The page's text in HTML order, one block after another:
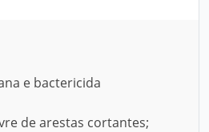
e bactericida
de arestas cortantes;